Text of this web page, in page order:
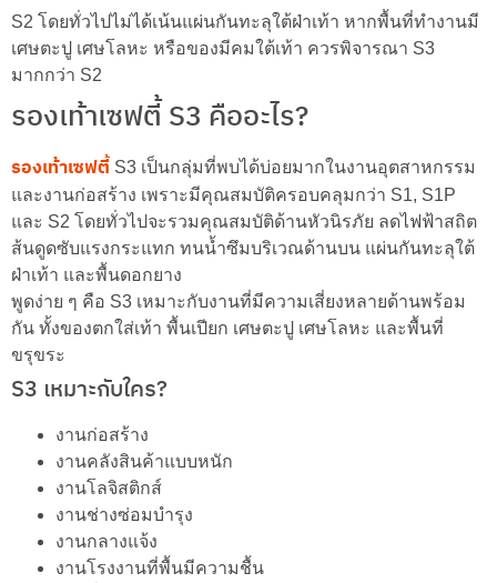
S2 โดยทั่วไปไม่ได้เน้นแผ่นกันทะลุใต้ฝ่าเท้า หากพื้นที่ทำงานมี
เศษตะปู เศษโลหะ หรือของมีคมใต้เท้า ควรพิจารณา S3
มากกว่า S2
รองเท้าเซฟตี้ S3 คืออะไร?
รองเท้าเซฟตี้ S3 เป็นกลุ่มที่พบได้บ่อยมากในงานอุตสาหกรรม
และงานก่อสร้าง เพราะมีคุณสมบัติครอบคลุมกว่า S1, S1P
และ S2 โดยทั่วไปจะรวมคุณสมบัติด้านหัวนิรภัย ลดไฟฟ้าสถิต
ส้นดูดซับแรงกระแทก ทนน้ำซึมบริเวณด้านบน แผ่นกันทะลุใต้
ฝ่าเท้า และพื้นดอกยาง
พูดง่าย ๆ คือ S3 เหมาะกับงานที่มีความเสี่ยงหลายด้านพร้อม
กัน ทั้งของตกใส่เท้า พื้นเปียก เศษตะปู เศษโลหะ และพื้นที่
ขรุขระ
S3 เหมาะกับใคร?
งานก่อสร้าง
งานคลังสินค้าแบบหนัก
งานโลจิสติกส์
งานช่างซ่อมบำรุง
งานกลางแจ้ง
งานโรงงานที่พื้นมีความชื้น